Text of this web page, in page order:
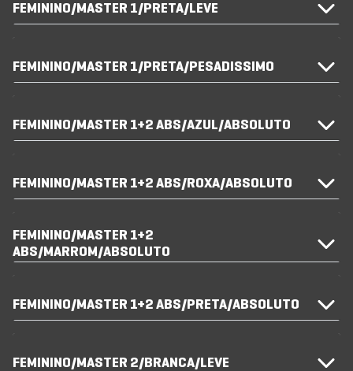
FEMININO/MASTER 1/PRETA/LEVE
FEMININO/MASTER 1/PRETA/PESADISSIMO
FEMININO/MASTER 1+2 ABS/AZUL/ABSOLUTO
FEMININO/MASTER 1+2 ABS/ROXA/ABSOLUTO
FEMININO/MASTER 1+2
ABS/MARROM/ABSOLUTO
FEMININO/MASTER 1+2 ABS/PRETA/ABSOLUTO
FEMININO/MASTER 2/BRANCA/LEVE